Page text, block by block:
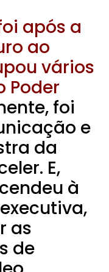
após a
ao
vários
Poder
foi
e
da
E,
à
as
de